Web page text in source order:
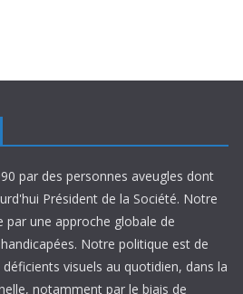
par des personnes aveugles dont
Président de la Société. Notre
par une approche globale de
Notre politique est de
visuels au quotidien, dans la
notamment par le biais de